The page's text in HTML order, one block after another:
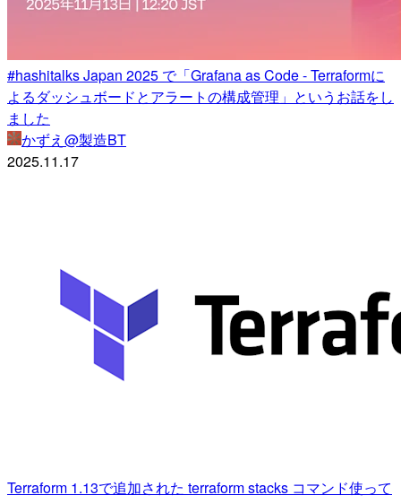
#hashitalks Japan 2025 で「Grafana as Code - Terraformに
よるダッシュボードとアラートの構成管理」というお話をし
ました
かずえ@製造BT
2025.11.17
Terraform 1.13で追加された terraform stacks コマンド使って